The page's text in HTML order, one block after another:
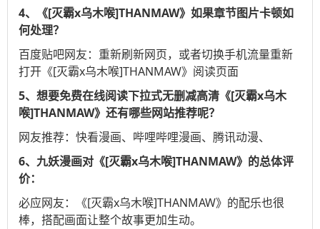
4、《[灭霸x乌木喉]THANMAW》如果章节图片卡顿如
何处理？
百度贴吧网友：重新刷新网页，或者切换手机流量重新
打开《[灭霸x乌木喉]THANMAW》阅读页面
5、想要免费在线阅读下拉式无删减高清《[灭霸x乌木
喉]THANMAW》还有哪些网站推荐呢？
网友推荐： 快看漫画、 哔哩哔哩漫画、 腾讯动漫、
6、九妖漫画对《[灭霸x乌木喉]THANMAW》的总体评
价：
必应网友：《[灭霸x乌木喉]THANMAW》的配乐也很
棒，搭配画面让整个故事更加生动。